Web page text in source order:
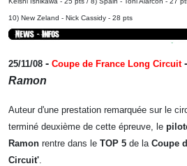
10) New Zeland - Nick Cassidy - 28 pts
25/11/08 - Coupe de France Long Circuit -
Ramon
Auteur d'une prestation remarquée sur le
terminé deuxième de cette épreuve, le
Ramon rentre dans le TOP 5 de la Coupe
Circuit'.